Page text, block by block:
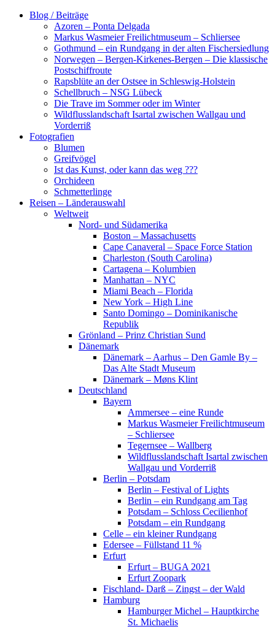
Zum
Blog / Beiträge
Azoren – Ponta Delgada
Markus Wasmeier Freilichtmuseum – Schliersee
Gothmund – ein Rundgang in der alten Fischersiedlung
Norwegen – Bergen-Kirkenes-Bergen – Die klassische
Postschiffroute
Rapsblüte an der Ostsee in Schleswig-Holstein
Schellbruch – NSG Lübeck
Die Trave im Sommer oder im Winter
Wildflusslandschaft Isartal zwischen Wallgau und
Vorderriß
Fotografien
Blumen
Greifvögel
Ist das Kunst, oder kann das weg ???
Orchideen
Schmetterlinge
Reisen – Länderauswahl
Weltweit
Nord- und Südamerika
Boston – Massachusetts
Cape Canaveral – Space Force Station
Charleston (South Carolina)
Cartagena – Kolumbien
Manhattan – NYC
Miami Beach – Florida
New York – High Line
Santo Domingo – Dominikanische
Republik
Grönland – Prinz Christian Sund
Dänemark
Dänemark – Aarhus – Den Gamle By –
Das Alte Stadt Museum
Dänemark – Møns Klint
Deutschland
Bayern
Ammersee – eine Runde
Markus Wasmeier Freilichtmuseum
– Schliersee
Tegernsee – Wallberg
Wildflusslandschaft Isartal zwischen
Wallgau und Vorderriß
Berlin – Potsdam
Berlin – Festival of Lights
Berlin – ein Rundgang am Tag
Potsdam – Schloss Cecilienhof
Potsdam – ein Rundgang
Celle – ein kleiner Rundgang
Edersee – Füllstand 11 %
Erfurt
Erfurt – BUGA 2021
Erfurt Zoopark
Fischland- Darß – Zingst – der Wald
Hamburg
Hamburger Michel – Hauptkirche
St. Michaelis